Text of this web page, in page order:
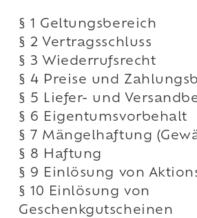
§ 1 Geltungsbereich
§ 2 Vertragsschluss
§ 3 Wiederrufsrecht
§ 4 Preise und
§ 5 Liefer- und
§ 6 Eigentumsvorbehalt
§ 7 Mängelhaftung
§ 8 Haftung
§ 9 Einlösung von
§ 10 Einlösung von
Geschenkgutscheinen